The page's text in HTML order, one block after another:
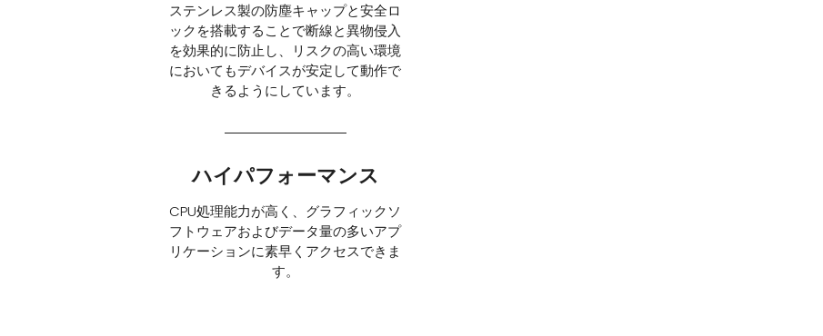
ステンレス製の防塵キャップと安全ロ
ックを搭載することで断線と異物侵入
を効果的に防止し、リスクの高い環境
においてもデバイスが安定して動作で
きるようにしています。
ハイパフォーマンス
CPU処理能力が高く、グラフィックソ
フトウェアおよびデータ量の多いアプ
リケーションに素早くアクセスできま
す。